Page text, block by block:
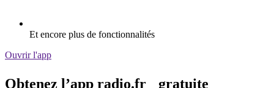
Et encore plus de fonctionnalités
Ouvrir l'app
Obtenez l’app radio.fr gratuite